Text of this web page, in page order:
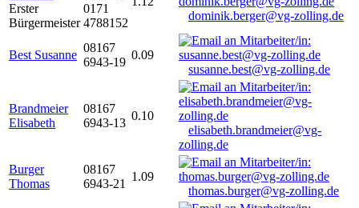
Erster
Bürgermeister
0171
4788152
dominik.berger@vg-zolling.de
Best Susanne
08167
6943-19
0.09
susanne.best@vg-zolling.de
Brandmeier
Elisabeth
08167
6943-13
0.10
elisabeth.brandmeier@vg-
zolling.de
Burger
Thomas
08167
6943-21
1.09
thomas.burger@vg-zolling.de